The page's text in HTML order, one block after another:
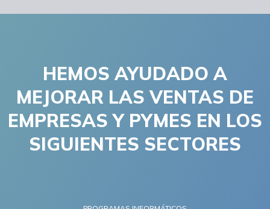
HEMOS AYUDADO A
MEJORAR LAS VENTAS DE
EMPRESAS Y PYMES EN LOS
SIGUIENTES SECTORES